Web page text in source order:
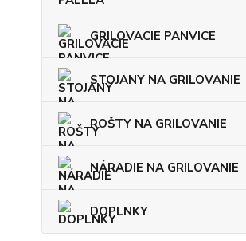
GRILOVACIE PANVICE
STOJANY NA GRILOVANIE
ROŠTY NA GRILOVANIE
NÁRADIE NA GRILOVANIE
DOPLNKY